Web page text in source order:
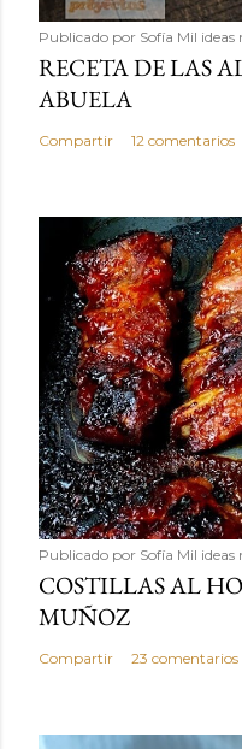
Publicado por Sofía Mil
RECETA DE LAS
ABUELA
Compartir 12 comentarios
Publicado por Sofía Mil
COSTILLAS AL
MUÑOZ
Compartir 23 comentarios